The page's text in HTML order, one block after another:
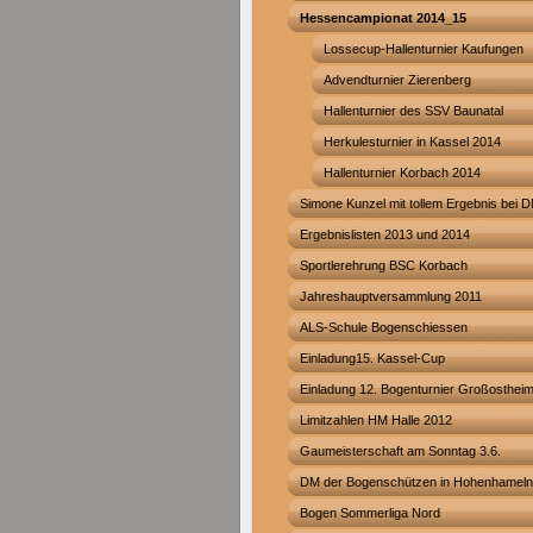
Hessencampionat 2014_15
Lossecup-Hallenturnier Kaufungen
Advendturnier Zierenberg
Hallenturnier des SSV Baunatal
Herkulesturnier in Kassel 2014
Hallenturnier Korbach 2014
Simone Kunzel mit tollem Ergebnis bei
Ergebnislisten 2013 und 2014
Sportlerehrung BSC Korbach
Jahreshauptversammlung 2011
ALS-Schule Bogenschiessen
Einladung15. Kassel-Cup
Einladung 12. Bogenturnier Großostheim
Limitzahlen HM Halle 2012
Gaumeisterschaft am Sonntag 3.6.
DM der Bogenschützen in Hohenhameln
Bogen Sommerliga Nord